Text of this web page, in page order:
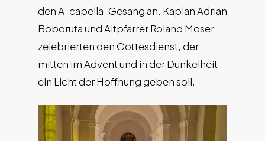
den A-capella-Gesang an. Kaplan Adrian
Boboruta und Altpfarrer Roland Moser
zelebrierten den Gottesdienst, der
mitten im Advent und in der Dunkelheit
ein Licht der Hoffnung geben soll.